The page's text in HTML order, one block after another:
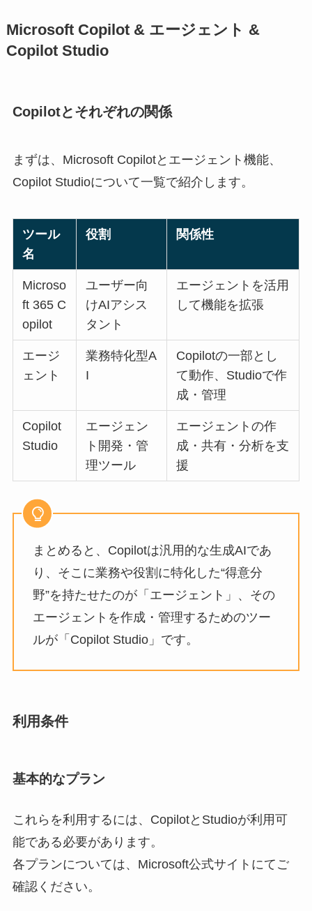
Microsoft Copilot & エージェント &
Copilot Studio
Copilotとそれぞれの関係
まずは、Microsoft Copilotとエージェント機能、
Copilot Studioについて一覧で紹介します。
ツール
名
役割 関係性
Microso
ft 365 C
opilot
ユーザー向
けAIアシス
タント
エージェントを活用
して機能を拡張
エージ
ェント
業務特化型A
I
Copilotの一部とし
て動作、Studioで作
成・管理
Copilot
Studio
エージェン
ト開発・管
理ツール
エージェントの作
成・共有・分析を支
援
まとめると、Copilotは汎用的な生成AIであ
り、そこに業務や役割に特化した“得意分
野”を持たせたのが「エージェント」、その
エージェントを作成・管理するためのツー
ルが「Copilot Studio」です。
利用条件
基本的なプラン
これらを利用するには、CopilotとStudioが利用可
能である必要があります。
各プランについては、Microsoft公式サイトにてご
確認ください。